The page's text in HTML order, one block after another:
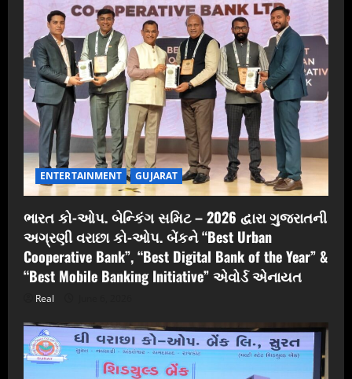
ENTERTAINMENT GUJARAT
ભારત કો-ઓપ. બેન્કિંગ સમિટ – 2026 દ્વારા ગુજરાતની
અગ્રણી વરાછા કો-ઓપ. બેંકને “Best Urban
Cooperative Bank”, “Best Digital Bank of the Year” &
“Best Mobile Banking Initiative” એવોર્ડ એનાયત
Real